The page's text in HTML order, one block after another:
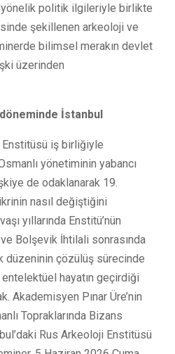
yönelik politik ilgileriyle birlikte
şekillenen arkeoloji ve
bilimsel merakın devlet
üzerinden
İstanbul
Enstitüsü iş birliğiyle
yönetiminin yabancı
de odaklanarak 19.
nasıl değiştiğini
yıllarında Enstitü’nün
Bolşevik İhtilali sonrasında
düzeninin çözülüş sürecinde
hayatın geçirdiği
Akademisyen Pınar Üre’nin
Topraklarında Bizans
Rus Arkeoloji Enstitüsü